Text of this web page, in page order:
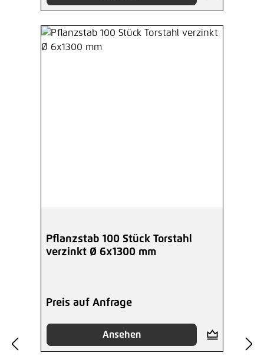
Pflanzstab 100 Stück Torstahl
verzinkt Ø 6x1300 mm
Preis auf Anfrage
Ansehen